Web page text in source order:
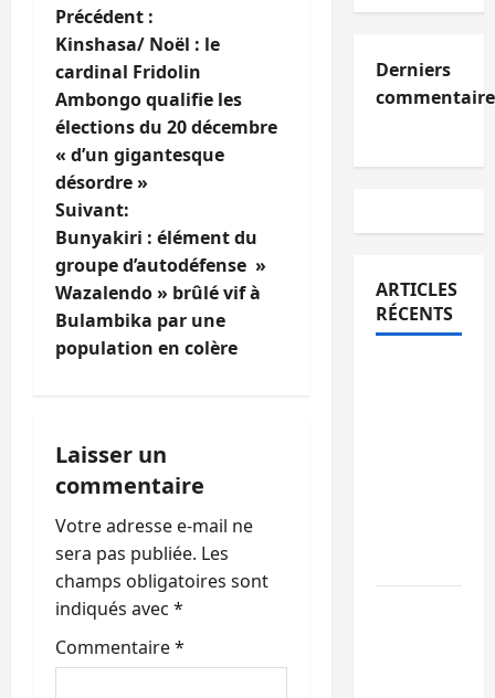
N
a
v
i
g
a
t
i
n
d
’
a
r
t
Précédent :
Kinshasa/ Noël : le
cardinal Fridolin
Ambongo qualifie les
élections du 20 décembre
« d’un gigantesque
désordre »
Suivant:
Bunyakiri : élément du
groupe d’autodéfense »
Wazalendo » brûlé vif à
Bulambika par une
population en colère
Laisser un
commentaire
Votre adresse e-mail ne
sera pas publiée. Les
champs obligatoires sont
indiqués avec *
Commentaire*
Derniers
ARTICLES
RÉCENTS